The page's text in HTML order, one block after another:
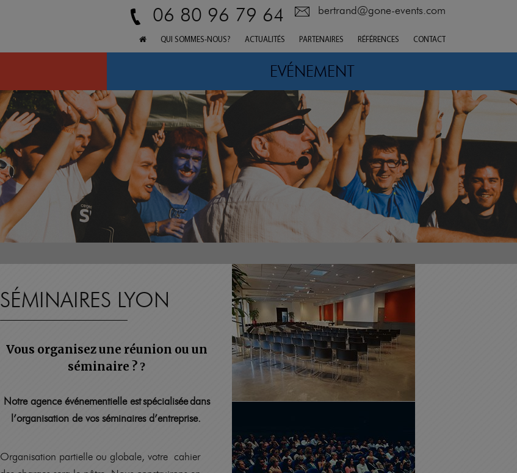
bertrand@gone-events.com
06 80 96 79 64
QUI SOMMES-NOUS? ACTUALITÉS PARTENAIRES RÉFÉRENCES CONTACT
EVÉNEMENT
SÉMINAIRES LYON
Vous organisez une réunion ou un
séminaire ? ?
Notre agence événementielle estspécialiséedans
l’organisation de vos séminaires d’entreprise.
Organisation partielle ou globale, votre cahier